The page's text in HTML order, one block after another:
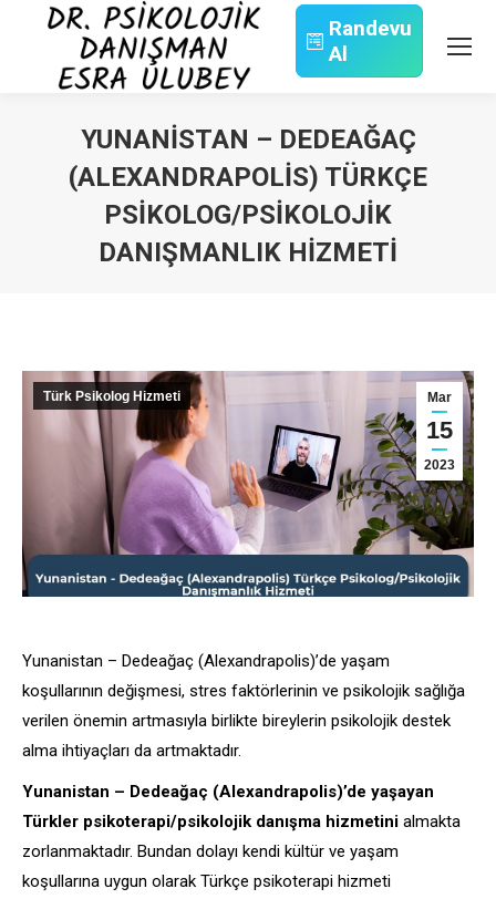
Randevu
Al
YUNANISTAN – DEDEAĞAÇ
(ALEXANDRAPOLIS) TÜRKÇE
PSIKOLOG/PSIKOLOJIK
DANIŞMANLIK HIZMETI
Mar
15
2023
Türk Psikolog Hizmeti
Yunanistan – Dedeağaç (Alexandrapolis)’de yaşam
koşullarının değişmesi, stres faktörlerinin ve psikolojik sağlığa
verilen önemin artmasıyla birlikte bireylerin psikolojik destek
alma ihtiyaçları da artmaktadır.
Yunanistan – Dedeağaç (Alexandrapolis)’de yaşayan
Türkler psikoterapi/psikolojik danışma hizmetini almakta
zorlanmaktadır. Bundan dolayı kendi kültür ve yaşam
koşullarına uygun olarak Türkçe psikoterapi hizmeti